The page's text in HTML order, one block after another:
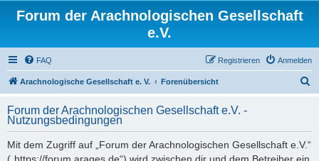
Forum der Arachnologischen Gesellschaft
e.V.
FAQ Anmelden
Registrieren
Arachnologische Gesellschaft e. V. Forenübersicht
h
Forum der Arachnologischen Gesellschaft e.V. -
Nutzungsbedingungen
Mit dem Zugriff auf „Forum der Arachnologischen Gesellschaft e.V.“